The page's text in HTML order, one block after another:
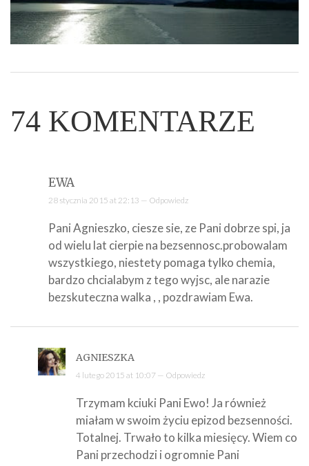
74 KOMENTARZE
EWA
28 stycznia 2015 at 22:13 — Odpowiedz
Pani Agnieszko, ciesze sie, ze Pani dobrze spi, ja
od wielu lat cierpie na bezsennosc.probowalam
wszystkiego, niestety pomaga tylko chemia,
bardzo chcialabym z tego wyjsc, ale narazie
bezskuteczna walka , , pozdrawiam Ewa.
AGNIESZKA
4 lutego 2015 at 10:07 — Odpowiedz
Trzymam kciuki Pani Ewo! Ja również
miałam w swoim życiu epizod bezsenności.
Totalnej. Trwało to kilka miesięcy. Wiem co
Pani przechodzi i ogromnie Pani